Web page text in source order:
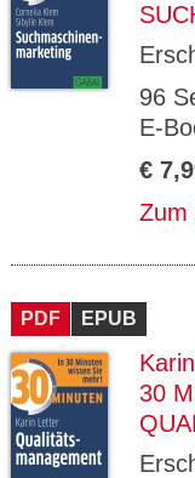
96
E-
€
Zum
PDF EPUB
30